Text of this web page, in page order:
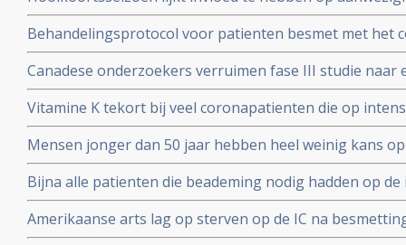
virus (COVID-19) blijkt uit studie van Erasmus MC
Behandelingsprotocol voor patienten besmet met het
combinatie van corticosteroïden, hoge dosis
bloedverdunners blijkt succesvolle aanpak
Canadese onderzoekers verruimen fase III studie
dosis vitamine C bij sepsis met opnemen van patienten
studieprotocol
Vitamine K tekort bij veel coronapatienten die op
en beademing nodig hadden blijkt uit Nederlands
Mensen jonger dan 50 jaar hebben heel weinig kans
met het coronavirus, blijkt uit onderzoek van de
Bijna alle patienten die beademing nodig hadden op
Yorkse ziekenhuizen overleden (88 procent).
waren de belangrijkste factoren
Amerikaanse arts lag op sterven op de IC na
infusen met hoge dosis vitamine C redde zijn leven